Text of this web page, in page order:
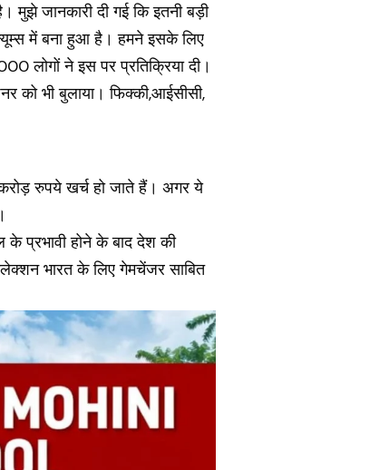
मुझे जानकारी दी गई कि इतनी बड़ी
में बना हुआ है। हमने इसके लिए
लोगों ने इस पर प्रतिक्रिया दी।
को भी बुलाया। फिक्की,आईसीसी,
करोड़ रुपये खर्च हो जाते हैं। अगर ये
प्रभावी होने के बाद देश की
भारत के लिए गेमचेंजर साबित